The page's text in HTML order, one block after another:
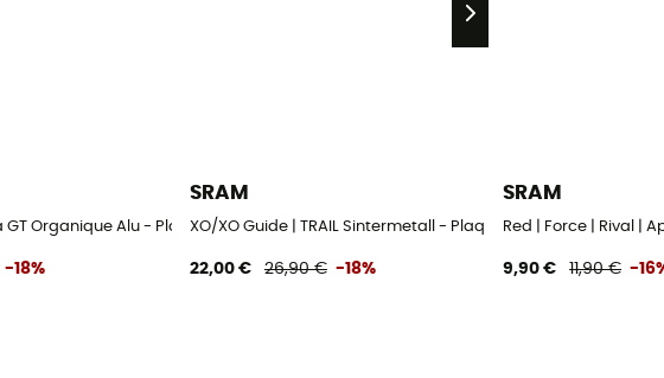
de frein
GT Organique Alu - Plaquettes de frein
-18%
SRAM
XO/XO Guide | TRAIL Sintermetall - Plaquettes de frein
22,00 € 26,90 € -18%
SRAM
Red | Force | Rival |
9,90 € 11,90 € -